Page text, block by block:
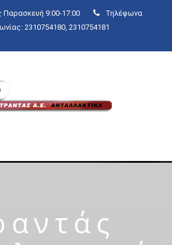
9:00-17:00
Τηλέφωνα
2310754180, 2310754181